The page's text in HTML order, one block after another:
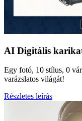
AI Digitális
Egy fotó, 10 stílus, 0
varázslatos világát!
Részletes leírás